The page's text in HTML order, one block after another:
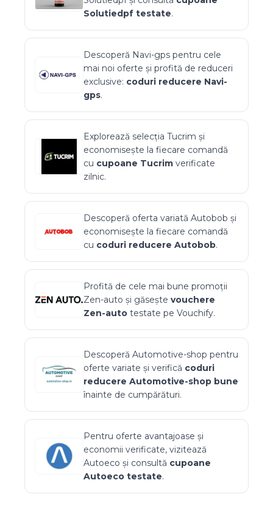
Solutiedpf testate.
Descoperă Navi-gps pentru cele
mai noi oferte și profită de reduceri
exclusive: coduri reducere Navi-
gps.
Explorează selecția Tucrim și
economisește la fiecare comandă
cu cupoane Tucrim verificate
zilnic.
Descoperă oferta variată Autobob și
economisește la fiecare comandă
cu coduri reducere Autobob.
Profită de cele mai bune promoții
Zen-auto și găsește vouchere
Zen-auto testate pe Vouchify.
Descoperă Automotive-shop pentru
oferte variate și verifică coduri
reducere Automotive-shop bune
înainte de cumpărături.
Pentru oferte avantajoase și
economii verificate, vizitează
Autoeco și consultă cupoane
Autoeco testate.